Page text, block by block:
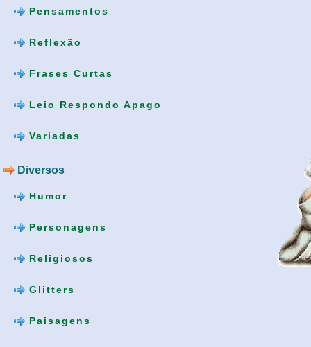
Pensamentos
Reflexão
Frases Curtas
Leio Respondo Apago
Variadas
Diversos
Humor
Personagens
Religiosos
Glitters
Paisagens